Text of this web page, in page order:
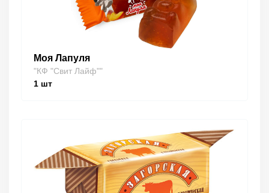
Моя Лапуля
"КФ "Свит Лайф""
1 шт